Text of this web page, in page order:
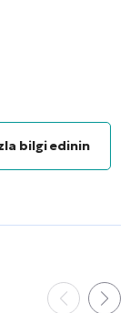
bilgi edinin